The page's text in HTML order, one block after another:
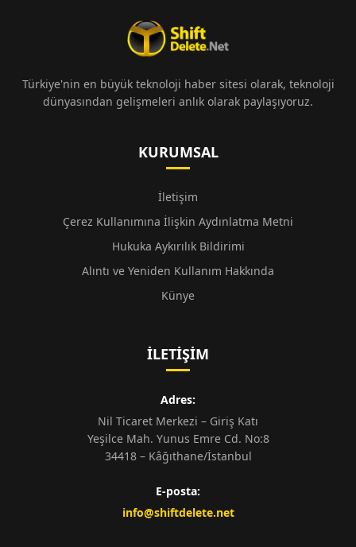
Türkiye'nin en büyük teknoloji haber sitesi olarak, teknoloji
dünyasından gelişmeleri anlık olarak paylaşıyoruz.
KURUMSAL
İletişim
Çerez Kullanımına İlişkin Aydınlatma Metni
Hukuka Aykırılık Bildirimi
Alıntı ve Yeniden Kullanım Hakkında
Künye
İLETIŞIM
Adres:
Nil Ticaret Merkezi – Giriş Katı
Yeşilce Mah. Yunus Emre Cd. No:8
34418 – Kâğıthane/İstanbul
E-posta:
info@shiftdelete.net